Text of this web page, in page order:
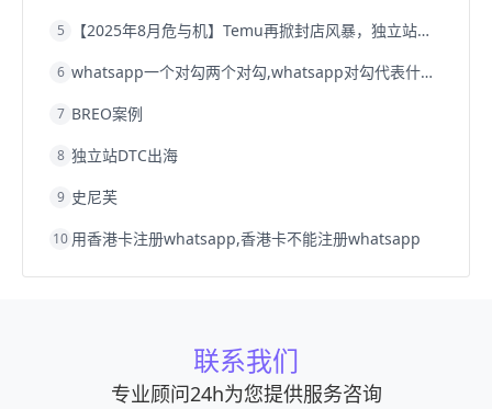
5 【2025年8月危与机】Temu再掀封店风暴，独立站才是跨境卖家的避险通道
6 whatsapp一个对勾两个对勾,whatsapp对勾代表什么意思
7 BREO案例
8 独立站DTC出海
9 史尼芙
10 用香港卡注册whatsapp,香港卡不能注册whatsapp
联系我们
专业顾问24h为您提供服务咨询